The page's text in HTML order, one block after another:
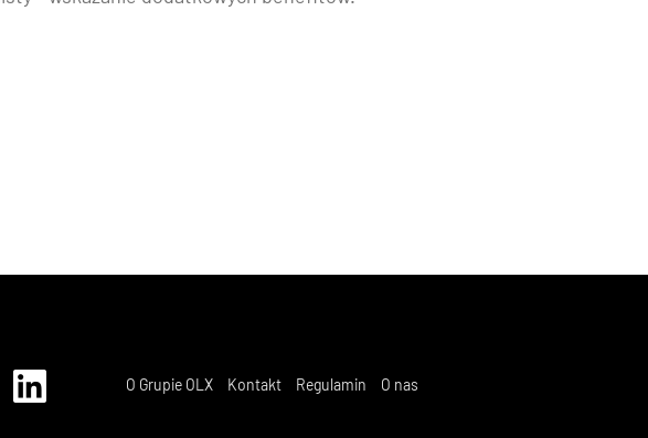
O Grupie OLX Kontakt Regulamin O nas